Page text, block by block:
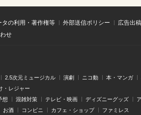
タの利用・著作権等 外部送信ポリシー
広告出
せ
2.5次元ミュージカル 演劇 ニコ動 本・マンガ
・レジャー
想 混雑対策 テレビ・映画 ディズニーグッズ
お酒 コンビニ カフェ・ショップ ファミレス